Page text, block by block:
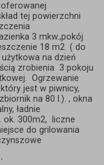
tej powierzchni
3 mkw.,pokój
18 m2 ( do
na dzień
zrobienia 3 pokoju
Ogrzewanie
jest w piwnicy,
na 80 l.). , okna
ładnie
ok. 300m2, liczne
do grilowania